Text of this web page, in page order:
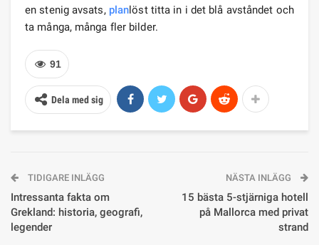
en stenig avsats, planlöst titta in i det blå avståndet och
ta många, många fler bilder.
91
Dela med sig
TIDIGARE INLÄGG
Intressanta fakta om
Grekland: historia, geografi,
legender
NÄSTA INLÄGG
15 bästa 5-stjärniga hotell
på Mallorca med privat
strand